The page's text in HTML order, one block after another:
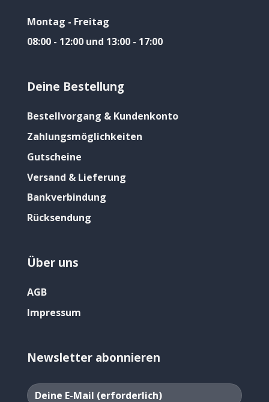
Montag - Freitag
08:00 - 12:00 und 13:00 - 17:00
Deine Bestellung
Bestellvorgang & Kundenkonto
Zahlungsmöglichkeiten
Gutscheine
Versand & Lieferung
Bankverbindung
Rücksendung
Über uns
AGB
Impressum
Newsletter abonnieren